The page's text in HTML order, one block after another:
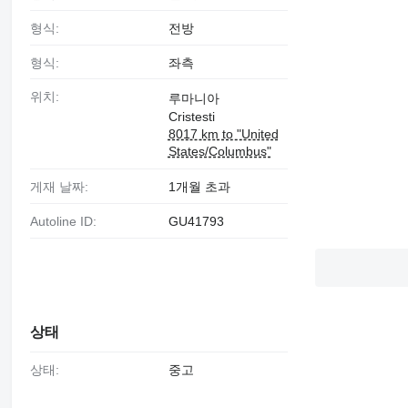
형식: 전방
형식: 좌측
위치:
루마니아
Cristesti
8017 km to "United
States/Columbus"
게재 날짜: 1개월 초과
Autoline ID: GU41793
상태
상태: 중고